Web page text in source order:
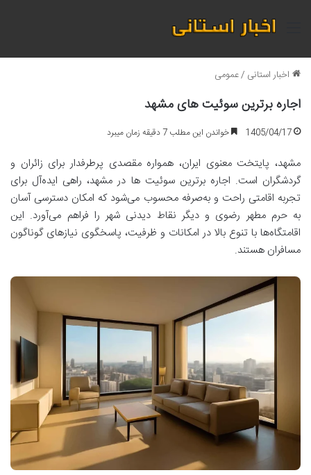
منو
اخبار استانی /عمومی
اجاره برترین سوئیت های مشهد
1405/04/17 خواندن این مطلب 7 دقیقه زمان میبرد
مشهد، پایتخت معنوی ایران، همواره مقصدی پرطرفدار برای زائران و
گردشگران است. اجاره برترین سوئیت ها در مشهد، راهی ایده‌آل برای
تجربه اقامتی راحت و به‌صرفه محسوب می‌شود که امکان دسترسی آسان
به حرم مطهر رضوی و دیگر نقاط دیدنی شهر را فراهم می‌آورد. این
اقامتگاه‌ها با تنوع بالا در امکانات و ظرفیت، پاسخگوی نیازهای گوناگون
مسافران هستند.